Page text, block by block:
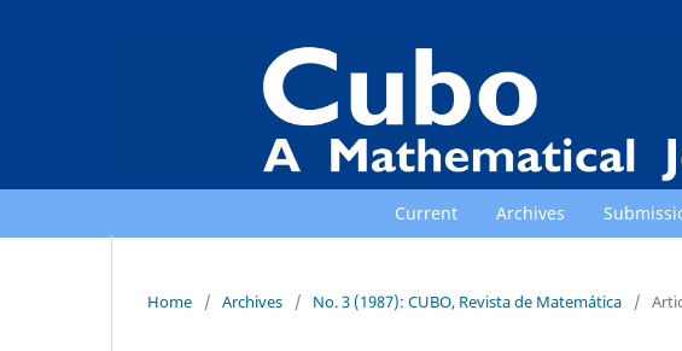
Current Archives
Home / Archives / No. 3 (1987): CUBO, Revista de Matemática /